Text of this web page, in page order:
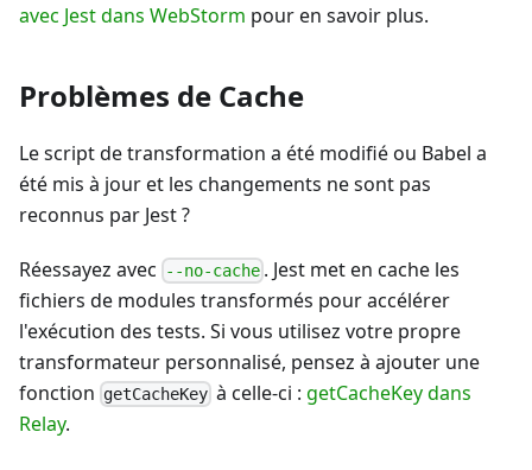
avec Jest dans WebStorm pour en savoir plus.
Problèmes de Cache
Le script de transformation a été modifié ou Babel a
été mis à jour et les changements ne sont pas
reconnus par Jest ?
Réessayez avec --no-cache . Jest met en cache les
fichiers de modules transformés pour accélérer
l'exécution des tests. Si vous utilisez votre propre
transformateur personnalisé, pensez à ajouter une
fonction getCacheKey à celle-ci : getCacheKey dans
Relay.